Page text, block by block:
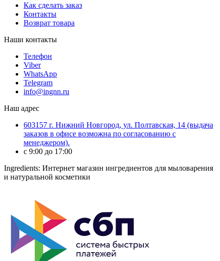
Как сделать заказ
Контакты
Возврат товара
Наши контакты
Телефон
Viber
WhatsApp
Telegram
info@ingnn.ru
Наш адрес
603157 г. Нижний Новгород, ул. Полтавская, 14 (выдача
заказов в офисе возможна по согласованию с
менеджером).
c 9:00 до 17:00
Ingredients: Интернет магазин ингредиентов для мыловарения
и натуральной косметики